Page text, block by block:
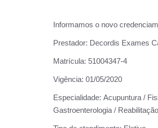
Informamos o novo
Prestador: Decordis Exames
Matrícula: 51004347-4
Vigência: 01/05/2020
Especialidade: Acupuntura /
Gastroenterologia /